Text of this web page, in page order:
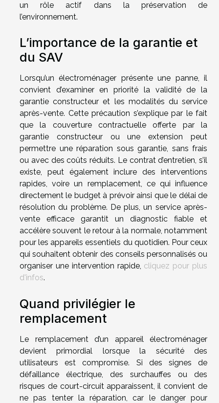
un rôle actif dans la préservation de
l’environnement.
L’importance de la garantie et
du SAV
Lorsqu’un électroménager présente une panne, il
convient d’examiner en priorité la validité de la
garantie constructeur et les modalités du service
après-vente. Cette précaution s’explique par le fait
que la couverture contractuelle offerte par la
garantie constructeur ou une extension peut
permettre une réparation sous garantie, sans frais
ou avec des coûts réduits. Le contrat d’entretien, s’il
existe, peut également inclure des interventions
rapides, voire un remplacement, ce qui influence
directement le budget à prévoir ainsi que le délai de
résolution du problème. De plus, un service après-
vente efficace garantit un diagnostic fiable et
accélère souvent le retour à la normale, notamment
pour les appareils essentiels du quotidien. Pour ceux
qui souhaitent obtenir des conseils personnalisés ou
organiser une intervention rapide, cliquez pour plus
d'infos.
Quand privilégier le
remplacement
Le remplacement d’un appareil électroménager
devient primordial lorsque la sécurité des
utilisateurs est compromise. Si des signes de
défaillance électrique, des surchauffes ou des
risques de court-circuit apparaissent, il convient de
ne pas tenter la réparation, car le danger pour